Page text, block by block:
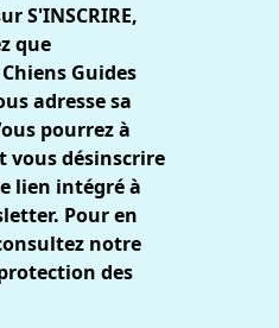
S'INSCRIRE,
que
Guides
adresse sa
pourrez à
désinscrire
lien intégré à
Pour en
notre
des